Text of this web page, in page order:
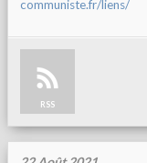
communiste.fr/liens/
RSS